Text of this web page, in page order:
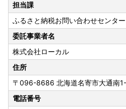
8/11(火)および8/14(金)～8/16(日
は、お電話およびメールでの納税
わせ対応はお休みとさせていただ
お盆期間にいただきましたお問
17(月)以降にて順次ご対応させて
【ご寄附受付は365日24時間承り
担当課
ふるさと納税お問い合わせセンター
委託事業者名
株式会社ローカル
住所
〒096-8686 北海道名寄市大通南
電話番号